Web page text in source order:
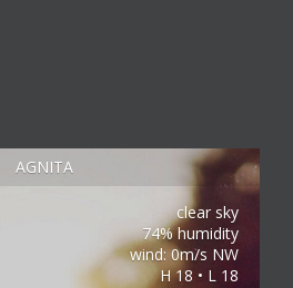
AGNITA
clear sky
74% humidity
wind: 0m/s NW
H 18 • L 18